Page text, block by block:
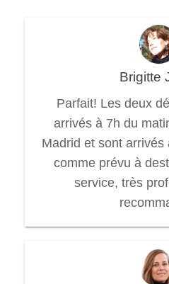
Brigitte
Parfait! Les deux
arrivés à 7h du
Madrid et sont arrivés
comme prévu à
service, très